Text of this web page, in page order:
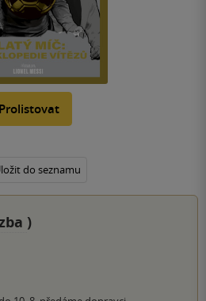
Prolistovat
do seznamu
)